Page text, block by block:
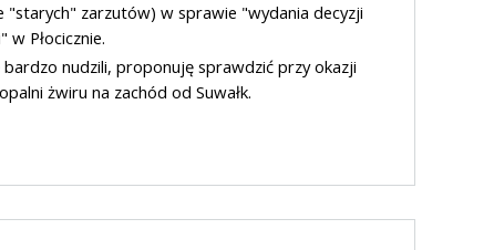
"starych" zarzutów) w sprawie "wydania decyzji
Płocicznie.
nudzili, proponuję sprawdzić przy okazji
żwiru na zachód od Suwałk.